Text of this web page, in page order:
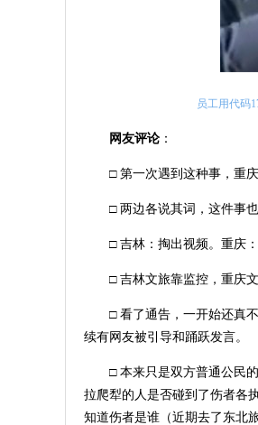
员工用代码
网友评论 ：
□ 第一次遇到这种事，重
□ 两边各说其词，这件事
□ 吉林：掏出视频。重庆：
□ 吉林文旅靠监控，重庆
□ 看了通告，一开始还真
续有网友被引导和踊跃发言。
□ 本来只是双方普通公民
拉爬犁的人是否碰到了伤者各
知道伤者是谁（近期去了东北